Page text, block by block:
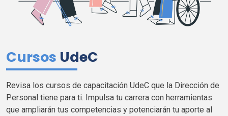
Cursos UdeC
Revisa los cursos de capacitación UdeC que la Dirección de
Personal tiene para ti. Impulsa tu carrera con herramientas
que ampliarán tus competencias y potenciarán tu aporte al